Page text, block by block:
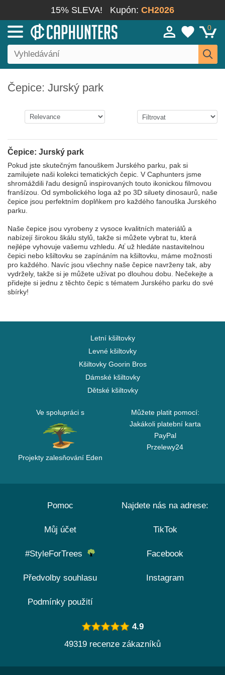
15% SLEVA! Kupón: CH2026
0
Čepice: Jurský park
Čepice: Jurský park
Pokud jste skutečným fanouškem Jurského parku, pak si
zamilujete naši kolekci tematických čepic. V Caphunters jsme
shromáždili řadu designů inspirovaných touto ikonickou filmovou
franšízou. Od symbolického loga až po 3D siluety dinosaurů, naše
čepice jsou perfektním doplňkem pro každého fanouška Jurského
parku.
Naše čepice jsou vyrobeny z vysoce kvalitních materiálů a
nabízejí širokou škálu stylů, takže si můžete vybrat tu, která
nejlépe vyhovuje vašemu vzhledu. Ať už hledáte nastavitelnou
čepici nebo kšiltovku se zapínáním na kšiltovku, máme možnosti
pro každého. Navíc jsou všechny naše čepice navrženy tak, aby
vydržely, takže si je můžete užívat po dlouhou dobu. Nečekejte a
přidejte si jednu z těchto čepic s tématem Jurského parku do své
sbírky!
Letní kšiltovky
Levné kšiltovky
Kšiltovky Goorin Bros
Dámské kšiltovky
Dětské kšiltovky
Ve spolupráci s
Projekty zalesňování Eden
Můžete platit pomocí:
Jakákoli platební karta
PayPal
Przelewy24
Pomoc
Můj účet
#StyleForTrees
Předvolby souhlasu
Podmínky použití
Najdete nás na adrese:
TikTok
Facebook
Instagram
4.9
49319 recenze zákazníků